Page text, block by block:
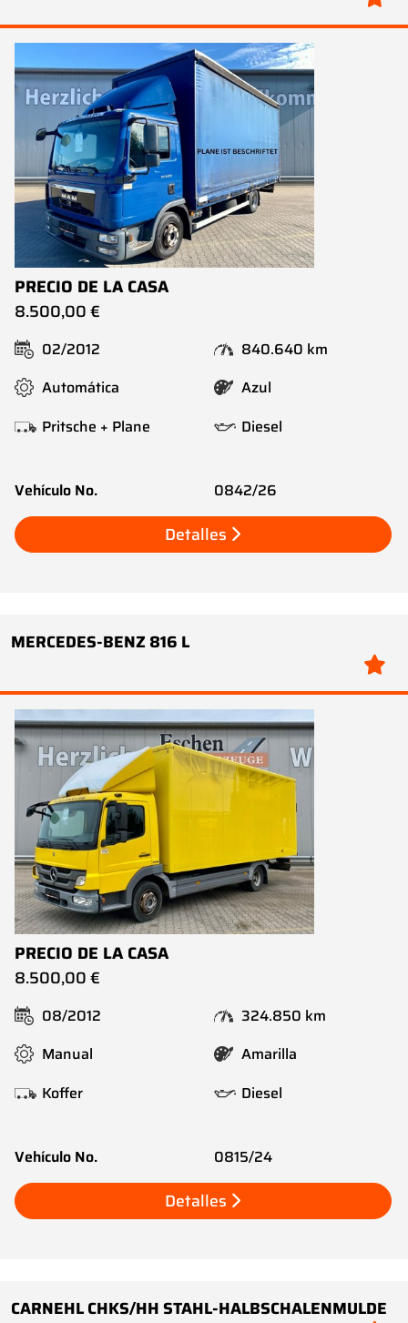
PRECIO DE LA CASA
8.500,00 €
02/2012
840.640 km
Automática
Azul
Pritsche + Plane
Diesel
Vehículo No. 0842/26
Detalles
MERCEDES-BENZ 816 L
PRECIO DE LA CASA
8.500,00 €
08/2012
324.850 km
Manual
Amarilla
Koffer
Diesel
Vehículo No. 0815/24
Detalles
CARNEHL CHKS/HH STAHL-HALBSCHALENMULDE